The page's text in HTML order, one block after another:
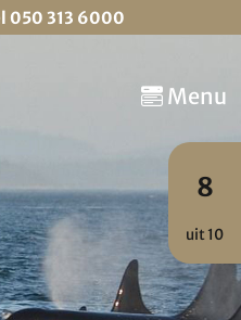
050 313 6000
Menu
8
uit 10